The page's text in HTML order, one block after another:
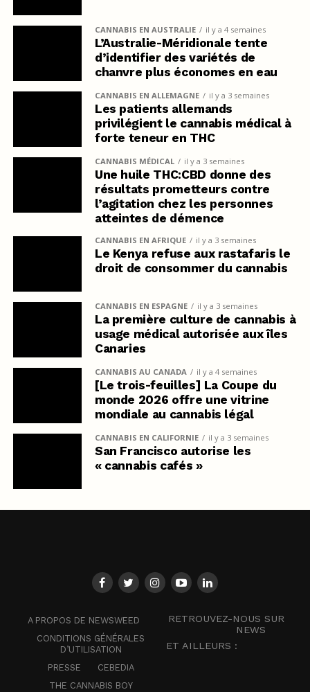
CANNABIS EN AUSTRALIE il y a 4 semaines
L’Australie-Méridionale tente
d’identifier des variétés de
chanvre plus économes en eau
CANNABIS EN ALLEMAGNE il y a 3 semaines
Les patients allemands
privilégient le cannabis médical à
forte teneur en THC
CANNABIS MÉDICAL il y a 3 semaines
Une huile THC:CBD donne des
résultats prometteurs contre
l’agitation chez les personnes
atteintes de démence
CANNABIS EN AFRIQUE il y a 3 semaines
Le Kenya refuse aux rastafaris le
droit de consommer du cannabis
CANNABIS EN ESPAGNE il y a 3 semaines
La première culture de cannabis à
usage médical autorisée aux îles
Canaries
CANNABIS AU CANADA il y a 4 semaines
[Le trois-feuilles] La Coupe du
monde 2026 offre une vitrine
mondiale au cannabis légal
CANNABIS EN CALIFORNIE il y a 3 semaines
San Francisco autorise les
« cannabis cafés »
A PROPOS DE NEWSWEED
CONDITIONS GÉNÉRALES
D’UTILISATION
PRESSE
CEBEDIA
THE CANNABIS BOY
RETROUVEZ-NOUS SUR
NEWS
ET AILLEURS :